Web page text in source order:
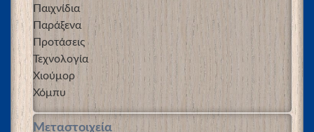
Παιχνίδια
Παράξενα
Προτάσεις
Τεχνολογία
Χιούμορ
Χόμπυ
Μεταστοιχεία